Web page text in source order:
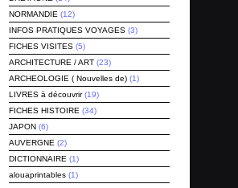
NORMANDIE (12)
INFOS PRATIQUES VOYAGES (3)
FICHES VISITES (5)
ARCHITECTURE / ART (23)
ARCHEOLOGIE ( Nouvelles de) (1)
LIVRES à découvrir (19)
FICHES HISTOIRE (34)
JAPON (6)
AUVERGNE (2)
DICTIONNAIRE (1)
alouaprintables (1)